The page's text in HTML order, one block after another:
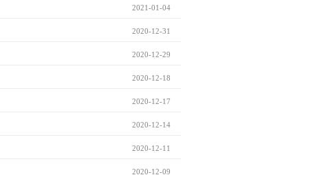
2021-01-04
2020-12-31
2020-12-29
2020-12-18
2020-12-17
2020-12-14
2020-12-11
2020-12-09